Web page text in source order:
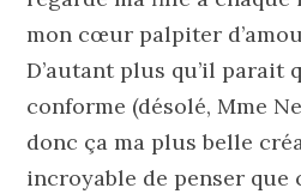
mon cœur palpiter
D’autant plus qu’il parait
conforme (désolé, Mme
donc ça ma plus belle
incroyable de penser que